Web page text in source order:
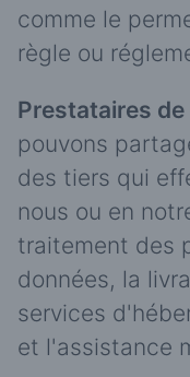
comme le
règle ou
Prestataires
pouvons
des tiers qui
nous ou en
traitement des
données, la
services
et l'assistance